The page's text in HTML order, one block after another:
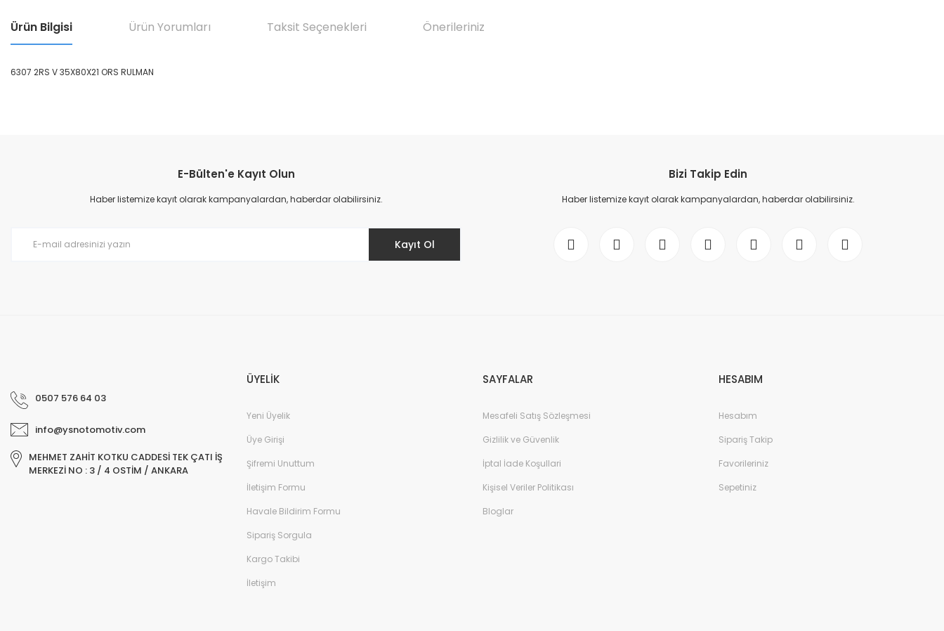
Ürün Bilgisi Ürün Yorumları Taksit Seçenekleri Önerileriniz
6307 2RS V 35X80X21 ORS RULMAN
Ürün resmi kalitesiz, bozuk veya görüntülenemiyor.
Ürün açıklamasında eksik bilgiler bulunuyor.
E-Bülten'e Kayıt Olun
Haber listemize kayıt olarak kampanyalardan, haberdar olabilirsiniz.
Kayıt Ol
Bizi Takip Edin
Haber listemize kayıt olarak kampanyalardan, haberdar olabilirsiniz.
0507 576 64 03
info@ysnotomotiv.com
MEHMET ZAHİT KOTKU CADDESİ TEK ÇATI İŞ
MERKEZİ NO : 3 / 4 OSTİM / ANKARA
ÜYELİK
Yeni Üyelik
Üye Girişi
Şifremi Unuttum
İletişim Formu
Havale Bildirim Formu
Sipariş Sorgula
Kargo Takibi
İletişim
SAYFALAR
Mesafeli Satış Sözleşmesi
Gizlilik ve Güvenlik
İptal İade Koşullari
Kişisel Veriler Politikası
Bloglar
HESABIM
Hesabım
Sipariş Takip
Favorileriniz
Sepetiniz